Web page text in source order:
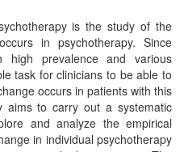
is the study of the
in psychotherapy. Since
prevalence and various
task for clinicians to be able to
occurs in patients with this
aims to carry out a systematic
and analyze the empirical
in individual psychotherapy